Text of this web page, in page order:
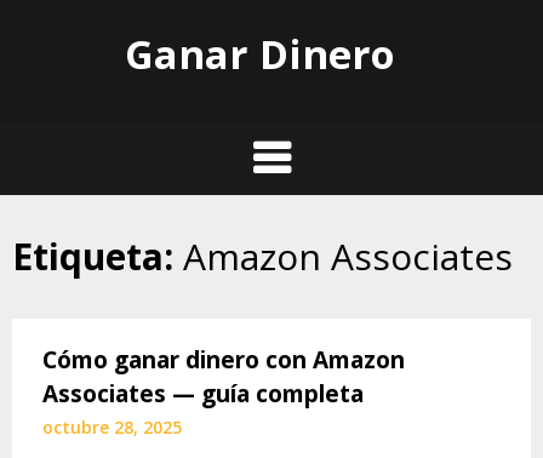
Ganar Dinero
Etiqueta: Amazon Associates
Cómo ganar dinero con Amazon
Associates — guía completa
octubre 28, 2025